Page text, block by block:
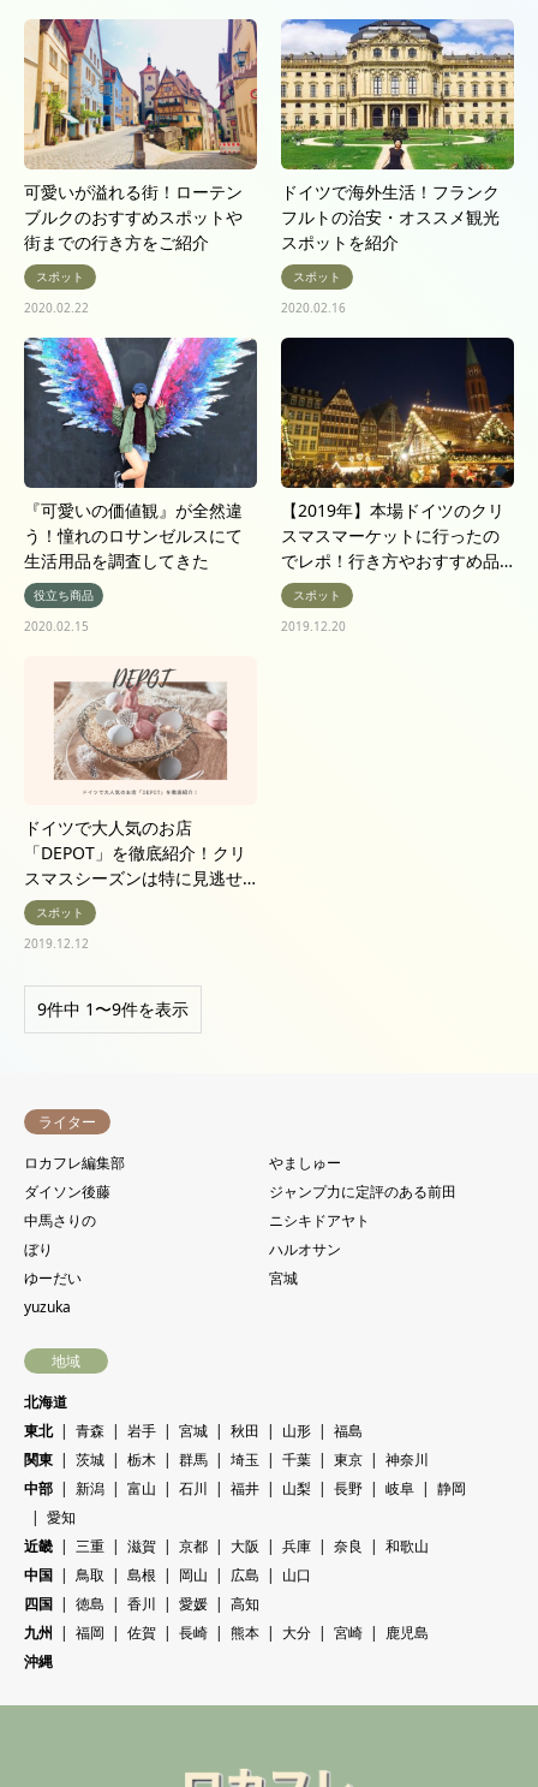
可愛いが溢れる街！ローテン
ブルクのおすすめスポットや
街までの行き方をご紹介
スポット
2020.02.22
ドイツで海外生活！フランク
フルトの治安・オススメ観光
スポットを紹介
スポット
2020.02.16
『可愛いの価値観』が全然違
う！憧れのロサンゼルスにて
生活用品を調査してきた
役立ち商品
2020.02.15
【2019年】本場ドイツのクリ
スマスマーケットに行ったの
でレポ！行き方やおすすめ品…
スポット
2019.12.20
ドイツで大人気のお店
「DEPOT」を徹底紹介！クリ
スマスシーズンは特に見逃せ…
スポット
2019.12.12
9件中 1〜9件を表示
ライター
ロカフレ編集部
やましゅー
ダイソン後藤
ジャンプ力に定評のある前田
中馬さりの
ニシキドアヤト
ぼり
ハルオサン
ゆーだい
宮城
yuzuka
地域
北海道
東北
青森 岩手 宮城 秋田 山形
福島
関東
茨城 栃木 群馬 埼玉 千葉 東京
神奈川
中部
新潟 富山 石川 福井 山梨 長野 岐阜
静岡
愛知
近畿
三重 滋賀 京都 大阪 兵庫 奈良
和歌山
中国
鳥取 島根 岡山 広島
山口
四国
徳島 香川 愛媛
高知
九州
福岡 佐賀 長崎 熊本 大分 宮崎
鹿児島
沖縄